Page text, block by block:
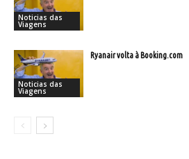
Noticias das
Viagens
Noticias das
Viagens
Ryanair volta à Booking.com